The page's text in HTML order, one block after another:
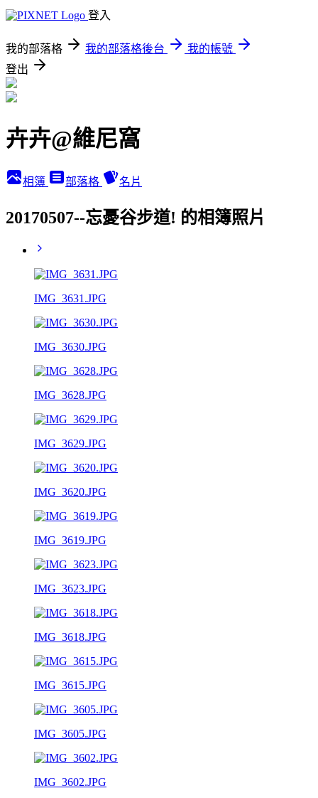
登入
我的部落格 我的部落格後台
我的帳號
登出
卉卉@維尼窩
相簿 部落格 名片
20170507--忘憂谷步道! 的相簿照片
IMG_3631.JPG
IMG_3630.JPG
IMG_3628.JPG
IMG_3629.JPG
IMG_3620.JPG
IMG_3619.JPG
IMG_3623.JPG
IMG_3618.JPG
IMG_3615.JPG
IMG_3605.JPG
IMG_3602.JPG